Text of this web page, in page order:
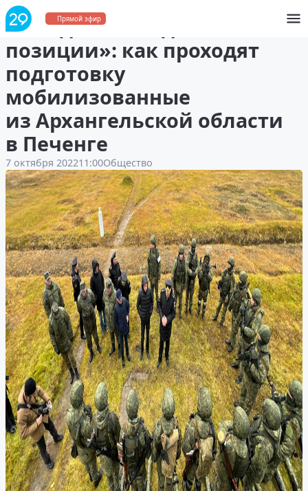
Прямой эфир
«Не сдали ни одной боевой
позиции»: как проходят
подготовку
мобилизованные
из Архангельской области
в Печенге
7 октября 202211:00Общество